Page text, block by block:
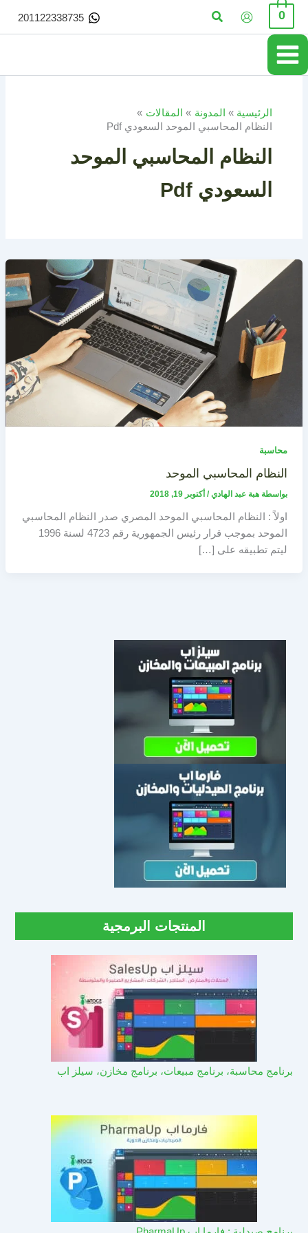
تخطي
المحتوى
0 البحث 201122338735
الرئيسية المدونة
المقالات
النظام المحاسبي الموحد السعودي Pdf
النظام المحاسبي الموحد
السعودي Pdf
محاسبة
النظام المحاسبي الموحد
بواسطة هبة عبد الهادي/ أكتوبر 19, 2018
اولاً : النظام المحاسبي الموحد المصري صدر النظام المحاسبي
الموحد بموجب قرار رئيس الجمهورية رقم 4723 لسنة 1996
ليتم تطبيقه على […]
المنتجات البرمجية
برنامج محاسبة، برنامج مبيعات، برنامج مخازن، سيلز اب